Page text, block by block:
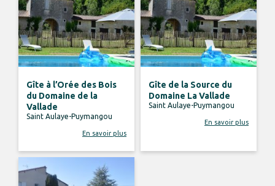
Gîte à l’Orée des Bois
du Domaine de la
Vallade
Saint Aulaye-Puymangou
En savoir plus
Gîte de la Source du
Domaine La Vallade
Saint Aulaye-Puymangou
En savoir plus